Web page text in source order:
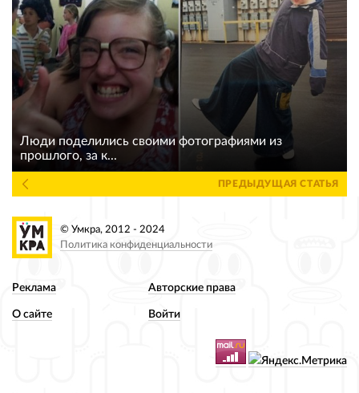
Люди поделились своими фотографиями из
прошлого, за к...
ПРЕДЫДУЩАЯ СТАТЬЯ
Реклама Авторские права
О сайте Войти
© Умкра, 2012 - 2024
Политика конфиденциальности